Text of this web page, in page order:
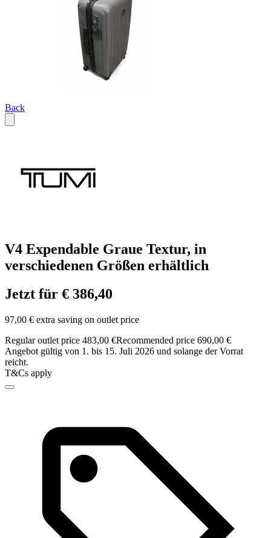
Back
V4 Expendable Graue Textur, in
verschiedenen Größen erhältlich
Jetzt für € 386,40
97,00 € extra saving on outlet price
Regular outlet price 483,00 €Recommended price 690,00 €
Angebot gültig von 1. bis 15. Juli 2026 und solange der Vorrat
reicht.
T&Cs apply